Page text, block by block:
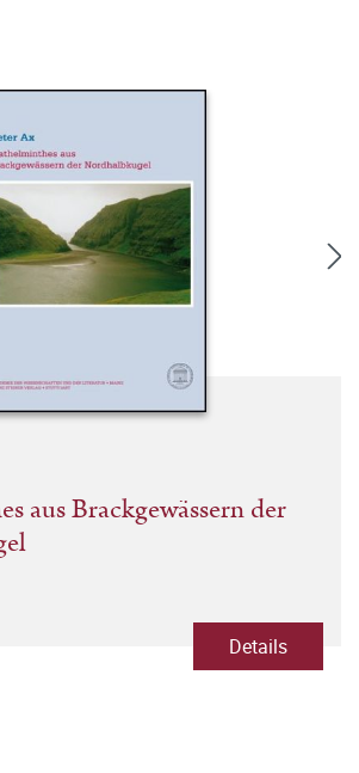
aus Brackgewässern der
Details